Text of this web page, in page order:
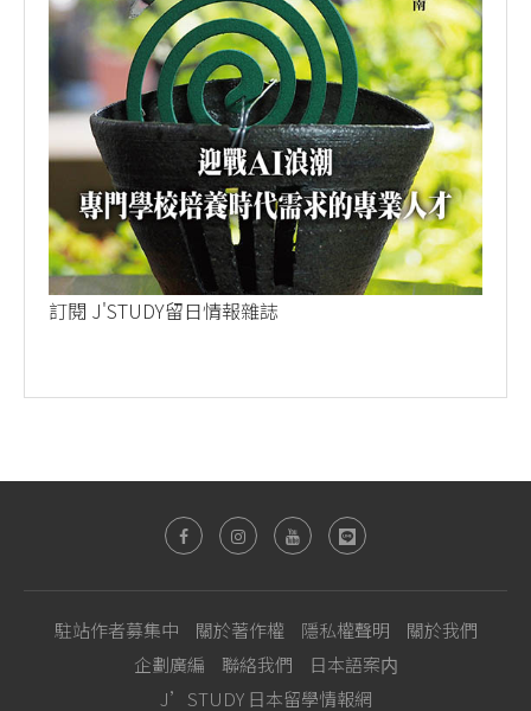
訂閱 J'STUDY留日情報雜誌
駐站作者募集中 關於著作權 隱私權聲明
關於我們
企劃廣編
聯絡我們
日本語案内
J’STUDY 日本留學情報網